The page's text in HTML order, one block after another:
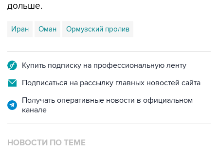
дольше.
Иран Оман Ормузский пролив
Купить подписку на профессиональную ленту
Подписаться на рассылку главных новостей сайта
Получать оперативные новости в официальном
канале
НОВОСТИ ПО ТЕМЕ